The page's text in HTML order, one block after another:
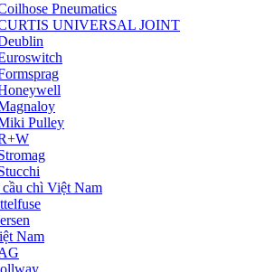
Pneumatics
UNIVERSAL JOINT
Pulley
chì Việt Nam
Nam